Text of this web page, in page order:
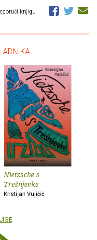
knjigu
–
Nietzsche s
Trešnjevke
Kristijan Vujičić